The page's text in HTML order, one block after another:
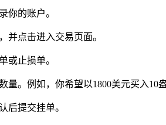
你的账户。
并点击进入交易页面。
或止损单。
。例如，你希望以1800美元买入10盎
后提交挂单。